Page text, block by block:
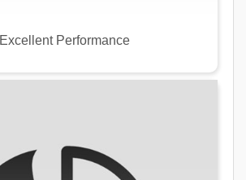
Excellent Performance